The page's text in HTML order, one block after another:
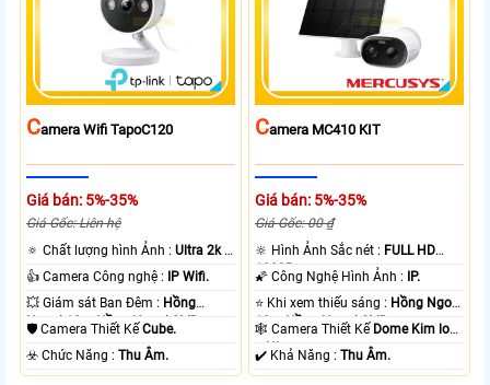
CAmera Wifi TapoC120
Giá bán: 5%-35%
Giá Gốc: Liên hệ
🔅 Chất lượng hình Ảnh :Ultra 2k +
.
👍 Camera Công nghệ : IP Wifi.
💥 Giám sát Ban Đêm : Hồng
Ngoại 10m Hồng Ngoại SMD.
🛡 Camera Thiết KếCube.
️☣️ Chức Năng :Thu Âm.
CAmera MC410 KIT
Giá bán: 5%-35%
Giá Gốc: 00 ₫
🔆 Hình Ảnh Sắc nét : FULL HD
1080P .
🌠 Công Nghệ Hình Ảnh : IP.
⭐ Khi xem thiếu sáng : Hồng Ngoại
10m Hồng Ngoại SMD.
🕸️ Camera Thiết Kế Dome Kim loại
+ Nhựa.
️✔️ Khả Năng :Thu Âm.